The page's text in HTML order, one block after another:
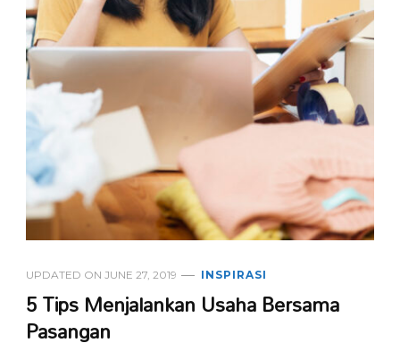
UPDATED ON JUNE 27, 2019 INSPIRASI
5 Tips Menjalankan Usaha Bersama
Pasangan